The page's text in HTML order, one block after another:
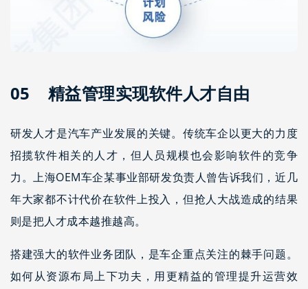
05 精益管理实现软件人才自由
研发人才是汽车产业发展的关键。传统车企以更大的力度
招揽软件相关的人才，但人员规模也会影响软件的竞争
力。上海OEM车企某事业部研发负责人曾告诉我们，近几
年大家都不计代价在软件上投入，但抢人大战造成的结果
则是把人才成本越推越高。
搭建强大的软件业务团队，是车企重点关注的棘手问题。
如何从资源布局上下功夫，用更精益的管理提升运营效